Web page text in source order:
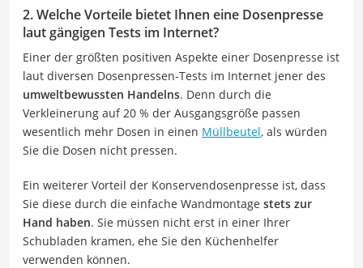
2. Welche Vorteile bietet Ihnen eine Dosenpresse
laut gängigen Tests im Internet?
Einer der größten positiven Aspekte einer Dosenpresse ist
laut diversen Dosenpressen-Tests im Internet jener des
umweltbewussten Handelns. Denn durch die
Verkleinerung auf 20 % der Ausgangsgröße passen
wesentlich mehr Dosen in einen Müllbeutel, als würden
Sie die Dosen nicht pressen.
Ein weiterer Vorteil der Konservendosenpresse ist, dass
Sie diese durch die einfache Wandmontage stets zur
Hand haben. Sie müssen nicht erst in einer Ihrer
Schubladen kramen, ehe Sie den Küchenhelfer
verwenden können.